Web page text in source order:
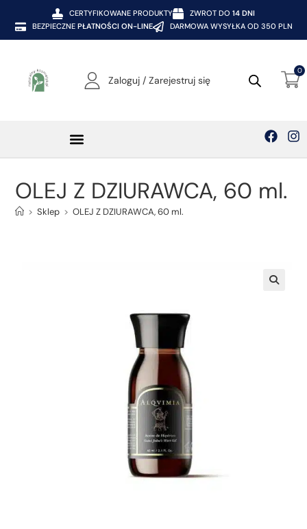
CERTYFIKOWANE PRODUKTY ZWROT DO 14 DNI
BEZPIECZNE PŁATNOŚCI ON-LINE DARMOWA WYSYŁKA OD 350 PLN
Zaloguj / Zarejestruj się
0
OLEJ Z DZIURAWCA, 60 ml.
> Sklep > OLEJ Z DZIURAWCA, 60 ml.